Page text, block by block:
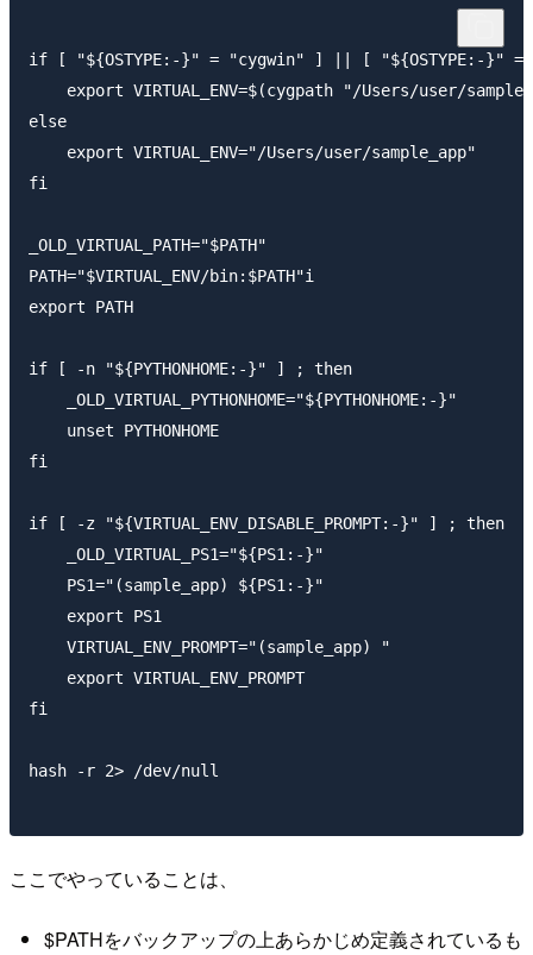
if [ "${OSTYPE:-}" = "cygwin" ] || [ "${OSTYPE:-}"
export VIRTUAL_ENV=$(cygpath "/Users/user/
else
    export VIRTUAL_ENV="/Users/user/sample_app"
fi
_OLD_VIRTUAL_PATH="$PATH"
PATH="$VIRTUAL_ENV/bin:$PATH"i
export PATH
if [ -n "${PYTHONHOME:-}" ] ; then
    _OLD_VIRTUAL_PYTHONHOME="${PYTHONHOME:-}"
    unset PYTHONHOME
fi
if [ -z "${VIRTUAL_ENV_DISABLE_PROMPT:-}" ] ; then
    _OLD_VIRTUAL_PS1="${PS1:-}"
    PS1="(sample_app) ${PS1:-}"
    export PS1
    VIRTUAL_ENV_PROMPT="(sample_app) "
    export VIRTUAL_ENV_PROMPT
fi
hash -r 2> /dev/null
ここでやっていることは、
$PATHをバックアップの上あらかじめ定義されているも